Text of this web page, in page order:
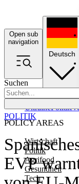
Open sub
navigation
Suchen
POLICY AREAS
Wirtschaft
Politik
Agrifood
Gesundheit
Tech
UkrainePolitik
Deutsch
EVP
POLITIK